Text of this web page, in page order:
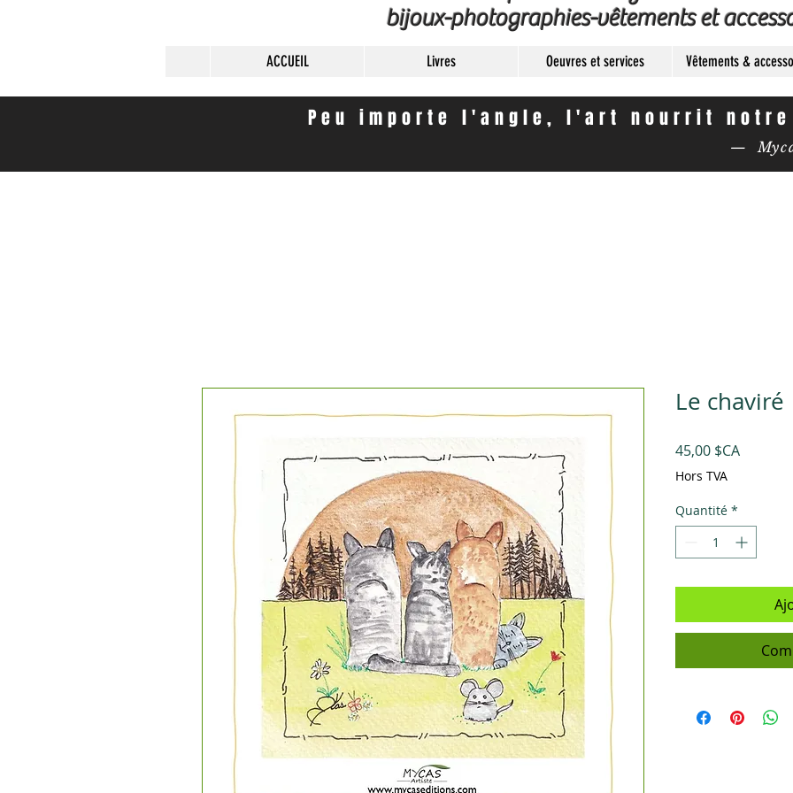
bijoux-photographies-vêtements et
ACCUEIL Livres Oeuvres et services Vêtements &
Peu importe l'angle, l'art nourrit notre
—
Le chaviré
45,00 $CAPrix
Hors TVA
Quantité *